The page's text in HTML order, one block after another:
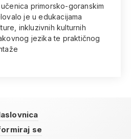
primorsko-goranskim
je u edukacijama
inkluzivnih kulturnih
jezika te praktičnog
se